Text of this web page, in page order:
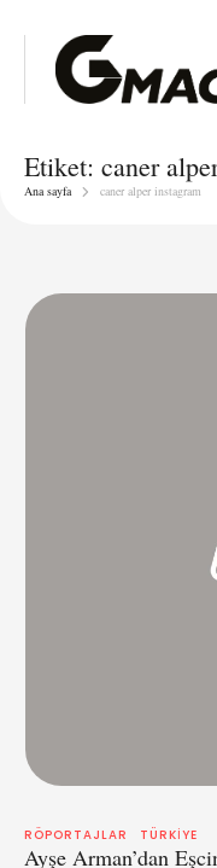
Etiket: caner
Ana sayfa caner alper instagram
RÖPORTAJLAR TÜRKIYE
Ayşe Arman’dan